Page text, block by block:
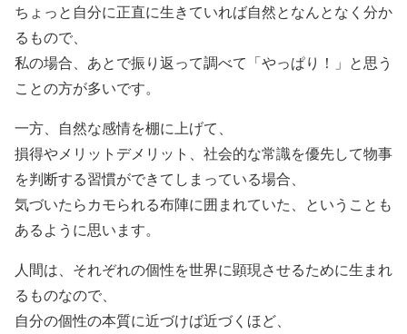
ちょっと自分に正直に生きていれば自然となんとなく分か
るもので、
私の場合、あとで振り返って調べて「やっぱり！」と思う
ことの方が多いです。
一方、自然な感情を棚に上げて、
損得やメリットデメリット、社会的な常識を優先して物事
を判断する習慣ができてしまっている場合、
気づいたらカモられる布陣に囲まれていた、ということも
あるように思います。
人間は、それぞれの個性を世界に顕現させるために生まれ
るものなので、
自分の個性の本質に近づけば近づくほど、